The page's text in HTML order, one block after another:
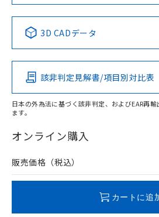
Pb Hg
O
在庫等で未対応品が混在する可能性
問い合わせください。
3D CADデータ
該非判定見解書/項目別対比表
日本の外為法に基づく該非判定、およびEAR再
ます。
オンライン購入
販売価格（税込）
カートに追